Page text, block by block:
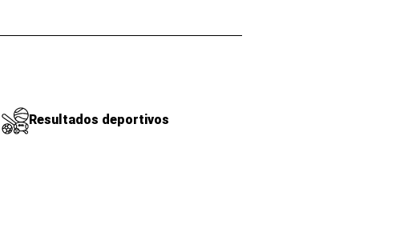
Resultados deportivos